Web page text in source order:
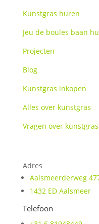
Kunstgras huren
Jeu de boules baan
Projecten
Blog
Kunstgras inkopen
Alles over kunstgras
Vragen over kunstgras
Adres
Aalsmeerderweg
1432 ED Aalsmeer
Telefoon